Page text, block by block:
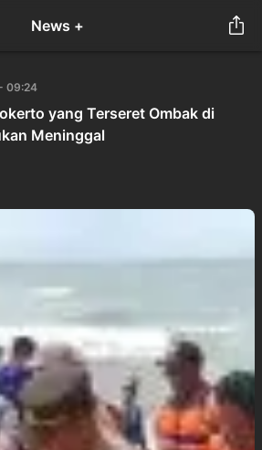
News +
09:24
yang Terseret Ombak di
Meninggal